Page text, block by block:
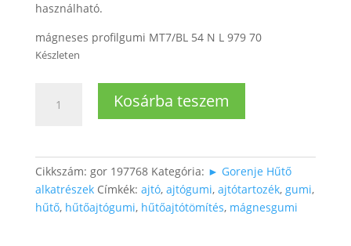
használható.
mágneses profilgumi MT7/BL 54 N L 979 70
Készleten
ajtógumi
mennyiség
Kosárba teszem
Cikkszám: gor 197768 Kategória: ► Gorenje Hűtő
alkatrészek Címkék: ajtó, ajtógumi, ajtótartozék, gumi,
hűtő, hűtőajtógumi, hűtőajtótömítés, mágnesgumi